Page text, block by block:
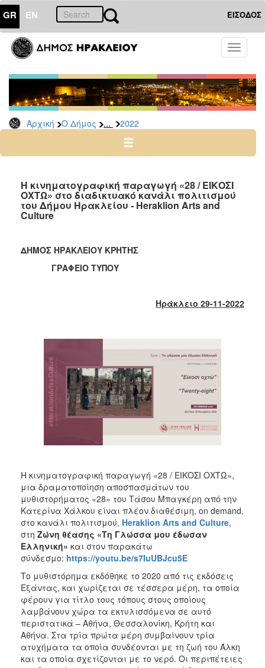
GR EN ΕΙΣΟΔΟΣ
Toggle
Αρχική Ο Δήμος ... 2022
ΔΗΜΟΣ
Δελτία
Τύπου
Αρχείο
2026
2024
2022
2021
2019
2018
2013
2012
2011
2010
2006
ΤΟΠΟΣ
ΠΟΛΙΤΙΣΜΟΣ
ΑΝΘΕΚΤΙΚΗ
ΠΟΛΗ
Η κινηματογραφική παραγωγή «28 / ΕΙΚΟΣΙ
ΟΧΤΩ» στο διαδικτυακό κανάλι πολιτισμού
του Δήμου Ηρακλείου - Heraklion Arts and
Culture
ΔΗΜΟΣ ΗΡΑΚΛΕΙΟΥ ΚΡΗΤΗΣ
ΓΡΑΦΕΙΟ ΤΥΠΟΥ
Ηράκλειο 29-11-2022
Η κινηματογραφική παραγωγή «28 / ΕΙΚΟΣΙ ΟΧΤΩ»,
μια δραματοποίηση αποσπασμάτων του
μυθιστορήματος «28» του Τάσου Μπαγκέρη από την
Κατερίνα Χάλκου είναι πλέον διαθέσιμη, on demand,
στο κανάλι πολιτισμού, Heraklion Arts and Culture,
στη Ζώνη θέασης «Τη Γλώσσα μου έδωσαν
Ελληνική» και στον παρακάτω
σύνδεσμο: https://youtu.be/s7IuUBJcu5E
Το μυθιστόρημα εκδόθηκε το 2020 από τις εκδόσεις
Εξάντας, και χωρίζεται σε τέσσερα μέρη, τα οποία
φέρουν για τίτλο τους τόπους στους οποίους
λαμβάνουν χώρα τα εκτυλισσόμενα σε αυτό
περιστατικά – Αθήνα, Θεσσαλονίκη, Κρήτη και
Αθήνα. Στα τρία πρώτα μέρη συμβαίνουν τρία
ατυχήματα τα οποία συνδέονται με τη ζωή του Άλκη
και τα οποία σχετίζονται με το νερό. Οι περιπέτειες